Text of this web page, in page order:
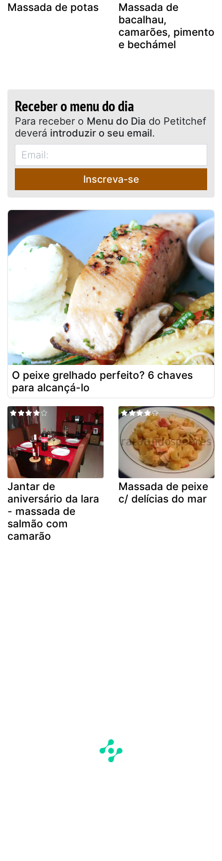
Massada de potas
Massada de
bacalhau,
camarões, pimento
e bechámel
Receber o menu do dia
Para receber o Menu do Dia do Petitchef
deverá introduzir o seu email.
Inscreva-se
O peixe grelhado perfeito? 6 chaves
para alcançá-lo
Jantar de
aniversário da lara
- massada de
salmão com
camarão
Massada de peixe
c/ delícias do mar